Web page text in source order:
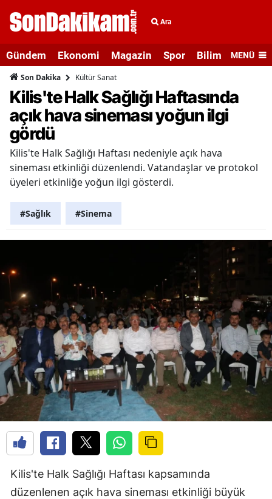
Ara
Gündem Ekonomi Magazin Spor Bilim veMENÜ
Son Dakika Kültür Sanat
Kilis'te Halk Sağlığı Haftasında
açık hava sineması yoğun ilgi
gördü
Kilis'te Halk Sağlığı Haftası nedeniyle açık hava
sineması etkinliği düzenlendi. Vatandaşlar ve protokol
üyeleri etkinliğe yoğun ilgi gösterdi.
#Sağlık #Sinema
Kilis'te Halk Sağlığı Haftası kapsamında
düzenlenen açık hava sineması etkinliği büyük